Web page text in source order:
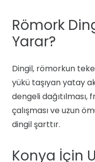
Römork
Yarar?
Dingil, römorkun
yükü taşıyan yatay
dengeli
çalışması ve uzun
dingil şarttır.
Konya İçin